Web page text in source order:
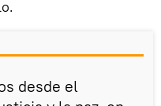
desde el